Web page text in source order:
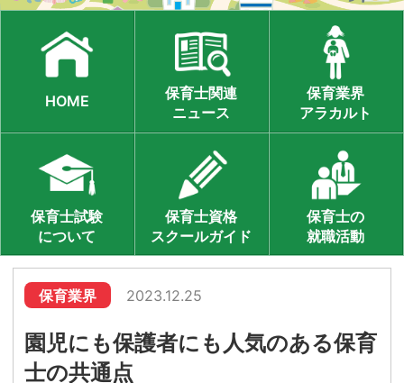
HOME
保育士関連
ニュース
保育業界
アラカルト
保育士試験
について
保育士資格
スクールガイド
保育士の
就職活動
保育業界 2023.12.25
園児にも保護者にも人気のある保育
士の共通点